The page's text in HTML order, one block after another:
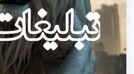
کهگیلویه و بویراحمد
گلستان
گیلان
لرستان